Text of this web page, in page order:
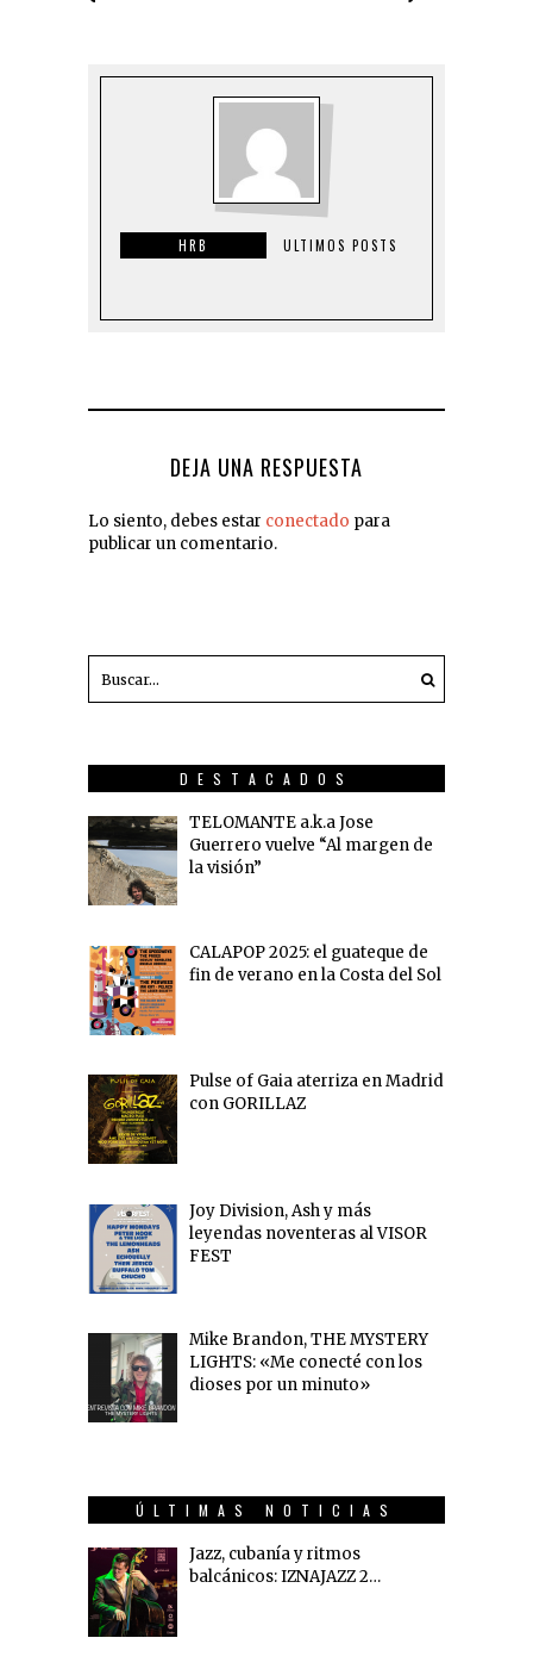
HRB ULTIMOS POSTS
DEJA UNA RESPUESTA
Lo siento, debes estar conectado para
publicar un comentario.
DESTACADOS
TELOMANTE a.k.a Jose
Guerrero vuelve “Al margen de
la visión”
CALAPOP 2025: el guateque de
fin de verano en la Costa del Sol
Pulse of Gaia aterriza en Madrid
con GORILLAZ
Joy Division, Ash y más
leyendas noventeras al VISOR
FEST
Mike Brandon, THE MYSTERY
LIGHTS: «Me conecté con los
dioses por un minuto»
ÚLTIMAS NOTICIAS
Jazz, cubanía y ritmos
balcánicos: IZNAJAZZ 2…